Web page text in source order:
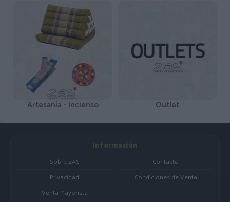
Artesanía - Incienso Outlet
Información
Sobre ZAS
Contacto
Privacidad
Condiciones de Venta
Venta Mayorista